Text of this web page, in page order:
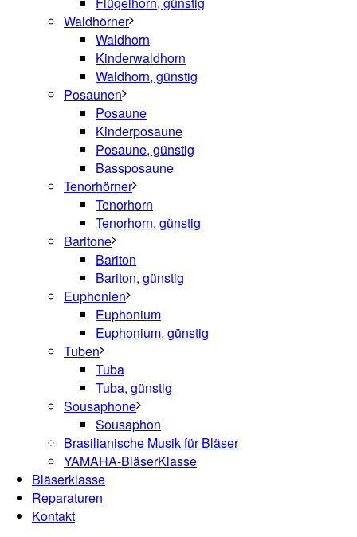
Waldhörner
Waldhorn
Kinderwaldhorn
Waldhorn, günstig
Posaunen
Posaune
Kinderposaune
Posaune, günstig
Bassposaune
Tenorhörner
Tenorhorn
Tenorhorn, günstig
Baritone
Bariton
Bariton, günstig
Euphonien
Euphonium
Euphonium, günstig
Tuben
Tuba
Tuba, günstig
Sousaphone
Sousaphon
Brasilianische Musik für Bläser
YAMAHA-BläserKlasse
Bläserklasse
Reparaturen
Kontakt